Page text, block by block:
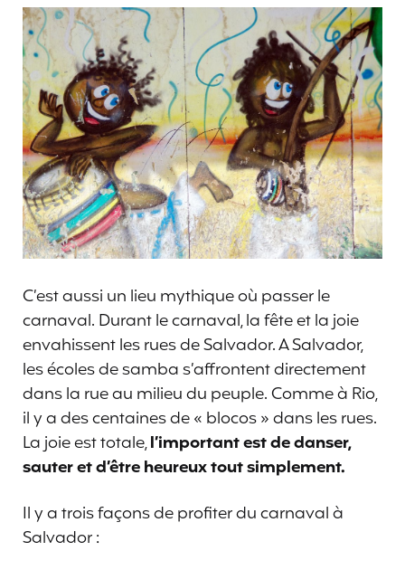
C’est aussi un lieu mythique où passer le
carnaval. Durant le carnaval, la fête et la joie
envahissent les rues de Salvador. A Salvador,
les écoles de samba s’affrontent directement
dans la rue au milieu du peuple. Comme à Rio,
il y a des centaines de « blocos » dans les rues.
La joie est totale,l’important est de danser,
sauter et d’être heureux tout simplement.
Il y a trois façons de profiter du carnaval à
Salvador :